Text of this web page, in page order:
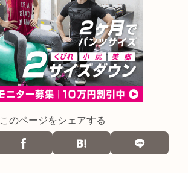
このページをシェアする